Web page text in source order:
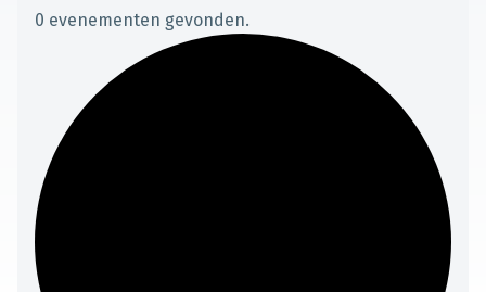
0 evenementen gevonden.